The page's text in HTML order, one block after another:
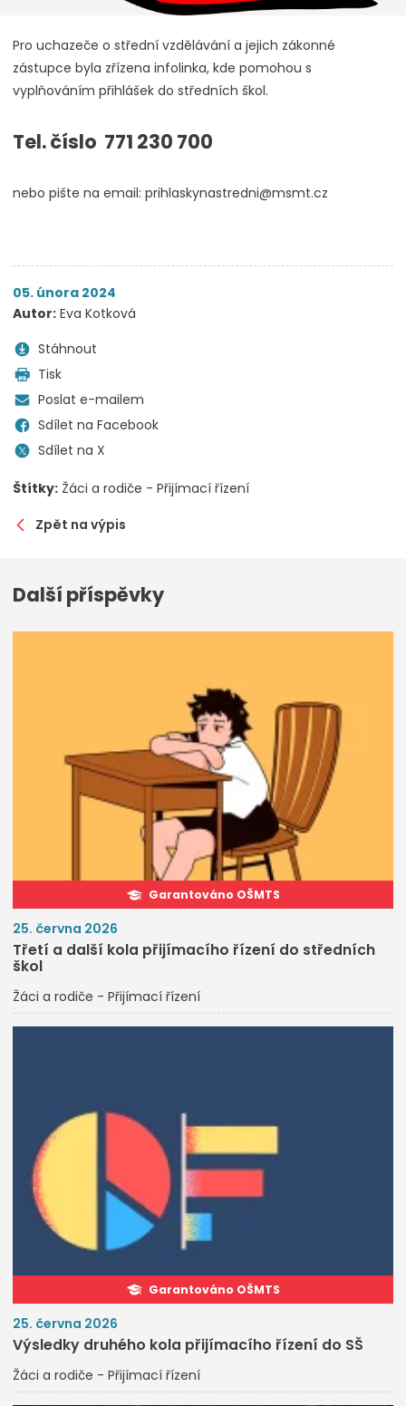
Pro uchazeče o střední vzdělávání a jejich zákonné
zástupce byla zřízena infolinka, kde pomohou s
vyplňováním přihlášek do středních škol.
Tel. číslo 771 230 700
nebo pište na email: prihlaskynastredni@msmt.cz
05. února 2024
Autor: Eva Kotková
Stáhnout
Tisk
Poslat e-mailem
Sdílet na Facebook
Sdílet na X
Štítky: Žáci a rodiče - Přijímací řízení
Zpět na výpis
Další příspěvky
Garantováno OŠMTS
25. června 2026
Třetí a další kola přijímacího řízení do středních
škol
Žáci a rodiče - Přijímací řízení
Garantováno OŠMTS
25. června 2026
Výsledky druhého kola přijímacího řízení do SŠ
Žáci a rodiče - Přijímací řízení